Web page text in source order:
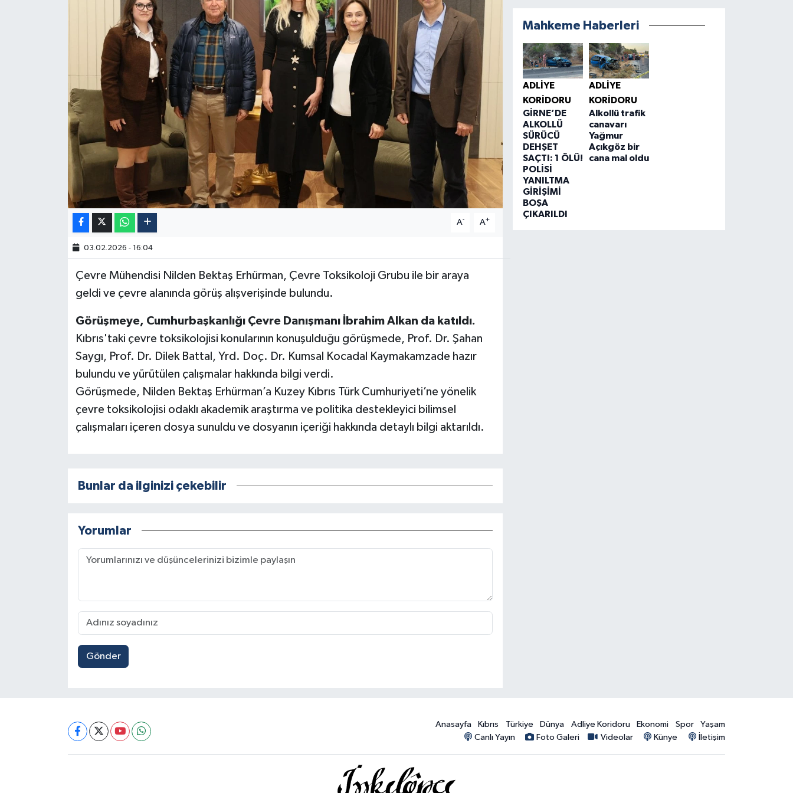
A- A+
03.02.2026 - 16:04
Çevre Mühendisi Nilden Bektaş Erhürman, Çevre Toksikoloji Grubu ile bir araya
geldi ve çevre alanında görüş alışverişinde bulundu.
Görüşmeye, Cumhurbaşkanlığı Çevre Danışmanı İbrahim Alkan da katıldı.
Kıbrıs'taki çevre toksikolojisi konularının konuşulduğu görüşmede, Prof. Dr. Şahan
Saygı, Prof. Dr. Dilek Battal, Yrd. Doç. Dr. Kumsal Kocadal Kaymakamzade hazır
bulundu ve yürütülen çalışmalar hakkında bilgi verdi.
Görüşmede, Nilden Bektaş Erhürman’a Kuzey Kıbrıs Türk Cumhuriyeti’ne yönelik
çevre toksikolojisi odaklı akademik araştırma ve politika destekleyici bilimsel
çalışmaları içeren dosya sunuldu ve dosyanın içeriği hakkında detaylı bilgi aktarıldı.
Bunlar da ilginizi çekebilir
Yorumlar
Gönder
Mahkeme Haberleri
ADLIYE
KORIDORU
GİRNE’DE
ALKOLLÜ
SÜRÜCÜ
DEHŞET
SAÇTI: 1 ÖLÜ!
POLİSİ
YANILTMA
GİRİŞİMİ
BOŞA
ÇIKARILDI
ADLIYE
KORIDORU
Alkollü trafik
canavarı
Yağmur
Açıkgöz bir
cana mal oldu
Anasayfa Kıbrıs Türkiye Dünya Adliye Koridoru Ekonomi Spor
Yaşam
Canlı Yayın
Foto Galeri Videolar Künye İletişim